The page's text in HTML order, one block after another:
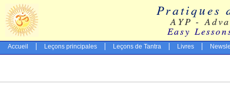
Accueil Leçons principales Leçons de Tantra Livres